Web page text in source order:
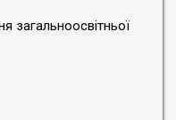
загальноосвітньої